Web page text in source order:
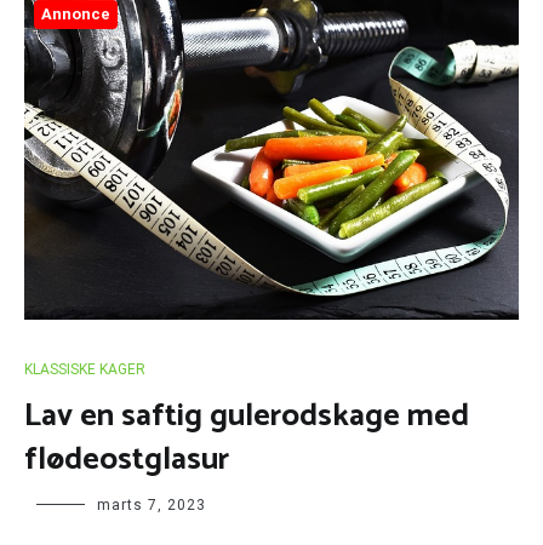
Annonce
KLASSISKE KAGER
Lav en saftig gulerodskage med
flødeostglasur
marts 7, 2023